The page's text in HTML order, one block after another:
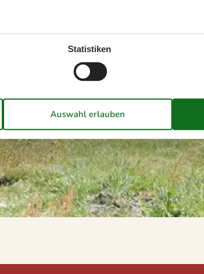
Statistiken